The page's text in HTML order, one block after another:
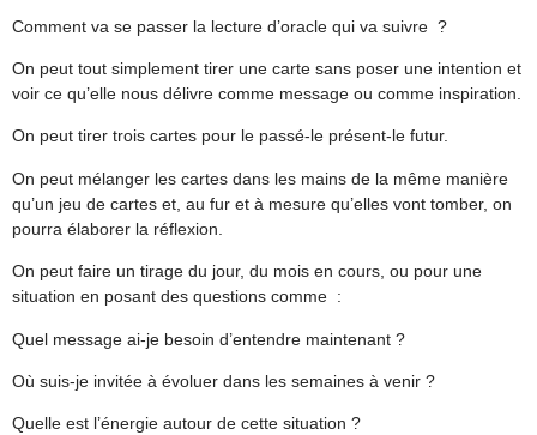
Comment va se passer la lecture d’oracle qui va suivre ?
On peut tout simplement tirer une carte sans poser une intention et
voir ce qu’elle nous délivre comme message ou comme inspiration.
On peut tirer trois cartes pour le passé-le présent-le futur.
On peut mélanger les cartes dans les mains de la même manière
qu’un jeu de cartes et, au fur et à mesure qu’elles vont tomber, on
pourra élaborer la réflexion.
On peut faire un tirage du jour, du mois en cours, ou pour une
situation en posant des questions comme :
Quel message ai‑je besoin d’entendre maintenant ?
Où suis‑je invitée à évoluer dans les semaines à venir ?
Quelle est l’énergie autour de cette situation ?